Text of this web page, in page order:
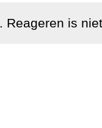
. Reageren is